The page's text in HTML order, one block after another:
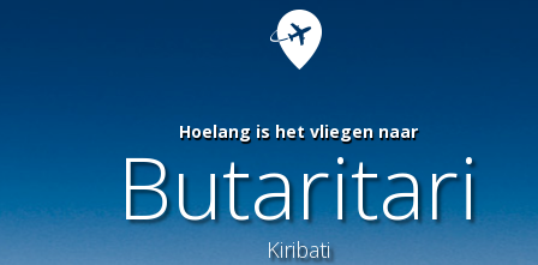
Hoelang is het vliegen naar
Butaritari
Kiribati